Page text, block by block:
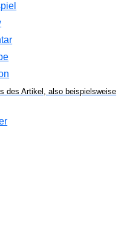
des Artikel, also beispielsweise